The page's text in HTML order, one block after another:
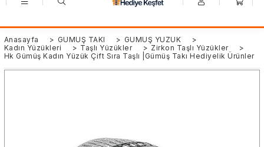
Anasayfa > GÜMÜŞ TAKI > GÜMÜŞ YÜZÜK
>
Kadın Yüzükleri
> Taşlı Yüzükler > Zirkon Taşlı Yüzükler
>
Hk Gümüş Kadın Yüzük Çift Sıra Taşlı |Gümüş Takı Hediyelik Ürünler